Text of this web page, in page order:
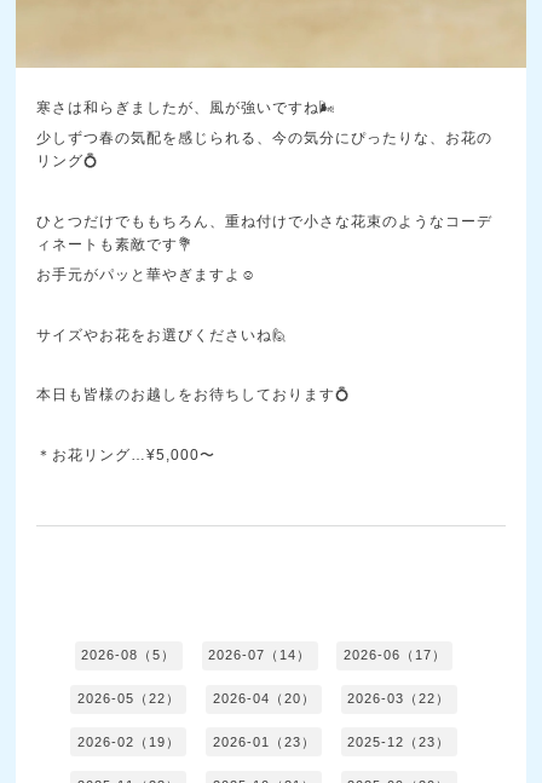
寒さは和らぎましたが、風が強いですね🌬️
少しずつ春の気配を感じられる、今の気分にぴったりな、お花の
リング💍
ひとつだけでももちろん、重ね付けで小さな花束のようなコーデ
ィネートも素敵です💐
お手元がパッと華やぎますよ☺️
サイズやお花をお選びくださいね🙋
本日も皆様のお越しをお待ちしております💍
＊お花リング…¥5,000〜
2026-08（5） 2026-07（14） 2026-06（17）
2026-05（22） 2026-04（20） 2026-03（22）
2026-02（19） 2026-01（23） 2025-12（23）